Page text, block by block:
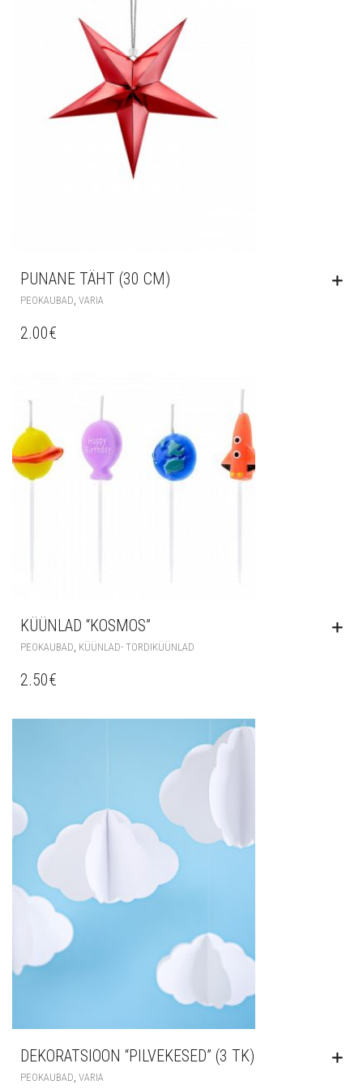
PUNANE TÄHT (30 CM)
PEOKAUBAD, VARIA
2.00€
KÜÜNLAD “KOSMOS”
PEOKAUBAD KÜÜNLAD- TORDIKÜÜNLAD
2.50€
DEKORATSIOON “PILVEKESED” (3 TK)
PEOKAUBAD VARIA